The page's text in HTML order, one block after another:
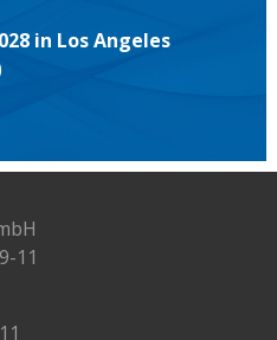
in Los Angeles
11